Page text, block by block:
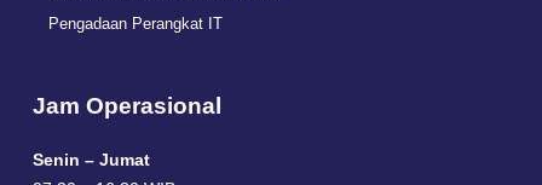
Pengadaan Perangkat IT
Jam Operasional
Senin – Jumat